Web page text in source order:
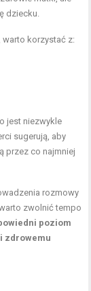
dziecku.
korzystać z:
jest niezwykle
sugerują, aby
przez co najmniej
rozmowy
zwolnić tempo
poziom
zdrowemu